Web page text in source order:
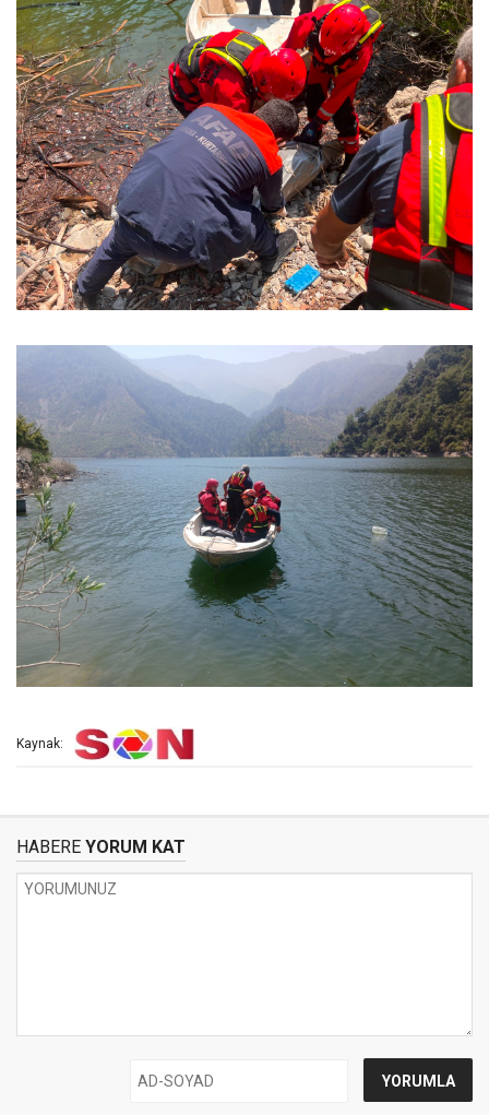
Kaynak:
HABERE YORUM KAT